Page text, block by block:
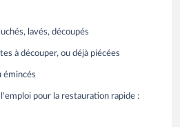
lavés, découpés
à découper, ou déjà piécées
émincés
pour la restauration rapide :